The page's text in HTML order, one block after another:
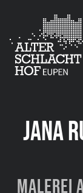
JANA
Malerei